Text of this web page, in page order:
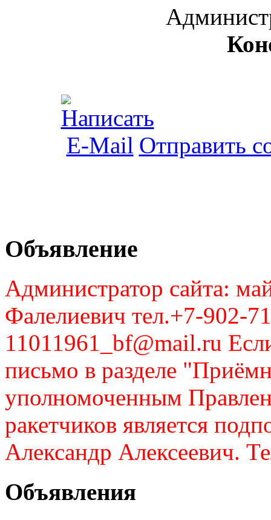
Отправить
Объявление
Администратор сайта:
Фалелиевич тел.+7-902-
11011961_bf@mail.ru
письмо в разделе
уполномоченным
ракетчиков является
Александр Алексеевич.
Объявления